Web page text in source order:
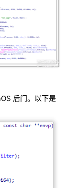
后门。以下是